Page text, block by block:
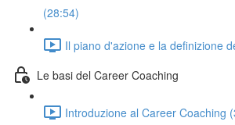
(28:54)
Il piano d'azione e la definizione
Le basi del Career Coaching
Introduzione al Career Coaching